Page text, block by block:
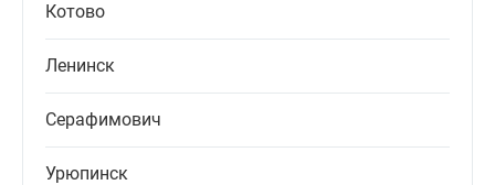
Котово
Ленинск
Серафимович
Урюпинск